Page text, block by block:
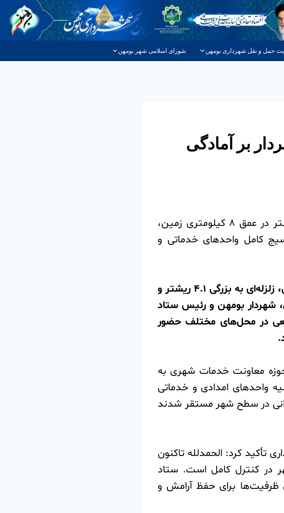
حمل و نقل شهرداری بومهن شورای اسلامی شهر بومهن
بر آمادگی
عصر امروز جمعه ۲۸ فروردین، زمین‌لرزه‌ای به بزرگی ۴.۱ ریشتر در عمق ۸ کیلومتری زمین،
کامل واحدهای خدماتی و
️به گزارش روابط عمومی شهرداری و وشورای اسلامی شهر بومهن، زلزله‌ای به بزرگی ۴.۱ ریشتر و
شهردار بومهن و رئیس ستاد
در محل‌های مختلف حضور
حوزه معاونت خدمات شهری به
واحدهای امدادی و خدماتی
در سطح شهر مستقر شدند
تأکید کرد: الحمدلله تاکنون
در کنترل کامل است. ستاد
ظرفیت‌ها برای حفظ آرامش و